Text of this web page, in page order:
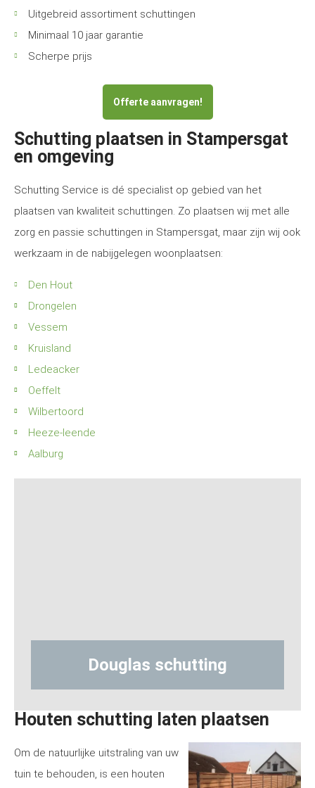
Uitgebreid assortiment schuttingen
Minimaal 10 jaar garantie
Scherpe prijs
Offerte aanvragen!
Schutting plaatsen in Stampersgat
en omgeving
Schutting Service is dé specialist op gebied van het
plaatsen van kwaliteit schuttingen. Zo plaatsen wij met alle
zorg en passie schuttingen in Stampersgat, maar zijn wij ook
werkzaam in de nabijgelegen woonplaatsen:
Den Hout
Drongelen
Vessem
Kruisland
Ledeacker
Oeffelt
Wilbertoord
Heeze-leende
Aalburg
Hout-betonschutting
Houten schutting laten plaatsen
Om de natuurlijke uitstraling van uw
tuin te behouden, is een houten